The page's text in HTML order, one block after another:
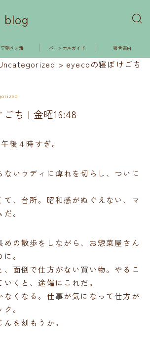
blog
早朝ペン活 パーソナルガイド 総合案内
> eyecoの寝ぼけごち
ち | 金曜16:48
後４時すぎ。
ないウディに痺れを切らし、ついに
て、台所。昭和感がぬぐえない、マ
。
めの散歩をしながら、お惣菜屋さん
。
、面倒で仕方がない買い物。やるこ
くと、途端にこれだ。
なくなる。仕事が気になって仕方が
。
を刻もうか。